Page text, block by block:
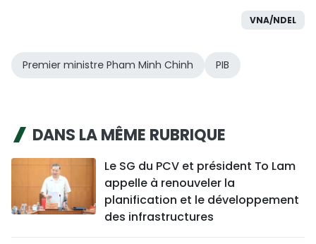
VNA/NDEL
Premier ministre Pham Minh Chinh PIB
DANS LA MÊME RUBRIQUE
Le SG du PCV et président To Lam
appelle à renouveler la
planification et le développement
des infrastructures